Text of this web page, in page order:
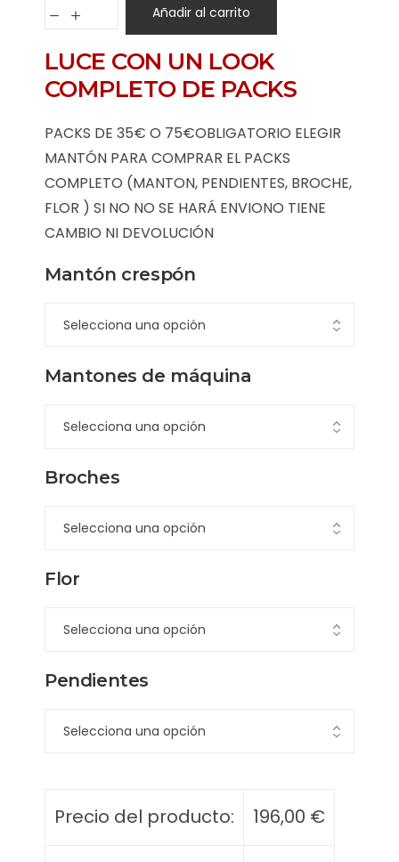
Añadir al carrito
LUCE CON UN LOOK
COMPLETO DE PACKS
PACKS DE 35€ O 75€OBLIGATORIO ELEGIR
MANTÓN PARA COMPRAR EL PACKS
COMPLETO (MANTON, PENDIENTES, BROCHE,
FLOR ) SI NO NO SE HARÁ ENVIONO TIENE
CAMBIO NI DEVOLUCIÓN
Mantón crespón
Mantones de máquina
Broches
Flor
Pendientes
Precio del producto: 196,00 €